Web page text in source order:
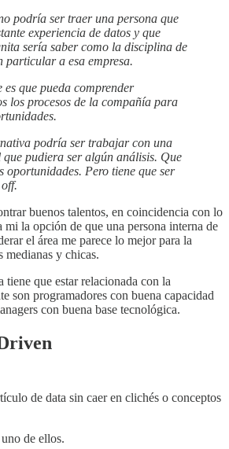
podría ser traer una persona que
experiencia de datos y que
sería saber como la disciplina de
particular a esa empresa.
es que pueda comprender
los procesos de la compañía para
podría ser trabajar con una
pudiera ser algún análisis. Que
oportunidades. Pero tiene que ser
buenos talentos, en coincidencia con lo
mi la opción de que una persona interna de
el área me parece lo mejor para la
medianas y chicas.
tiene que estar relacionada con la
son programadores con buena capacidad
con buena base tecnológica.
de data sin caer en clichés o conceptos
de ellos.